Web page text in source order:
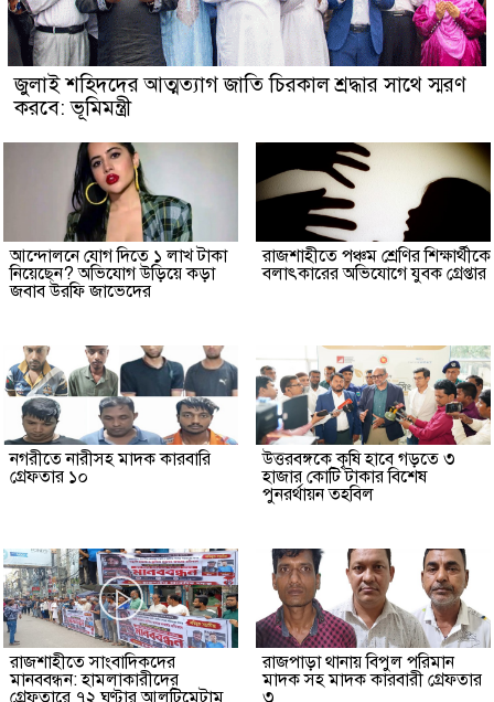
জুলাই শহিদদের আত্মত্যাগ জাতি চিরকাল শ্রদ্ধার সাথে স্মরণ
করবে: ভূমিমন্ত্রী
আন্দোলনে যোগ দিতে ১ লাখ টাকা
নিয়েছেন? অভিযোগ উড়িয়ে কড়া
জবাব উরফি জাভেদের
রাজশাহীতে পঞ্চম শ্রেণির শিক্ষার্থীকে
বলাৎকারের অভিযোগে যুবক গ্রেপ্তার
নগরীতে নারীসহ মাদক কারবারি
গ্রেফতার ১০
উত্তরবঙ্গকে কৃষি হাবে গড়তে ৩
হাজার কোটি টাকার বিশেষ
পুনরর্থায়ন তহবিল
রাজশাহীতে সাংবাদিকদের
মানববন্ধন: হামলাকারীদের
রাজপাড়া থানায় বিপুল পরিমান
মাদক সহ মাদক কারবারী গ্রেফতার